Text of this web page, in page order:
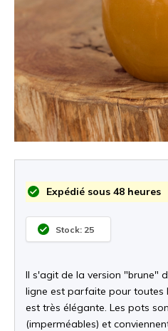
Expédié sous 48 heures
Stock: 25
Il s'agit de la version "brune"
ligne est parfaite pour toutes
est très élégante. Les pots
(imperméables) et